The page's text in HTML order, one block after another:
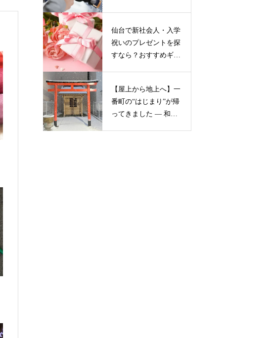
仙台で新社会人・入学
祝いのプレゼントを探
すなら？おすすめギフ
【屋上から地上へ】一
番町の“はじまり”が帰
ってきました ― 和霊